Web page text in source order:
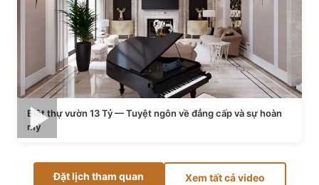
Biệt thự vườn 13 Tỷ — Tuyệt ngôn về đẳng cấp và sự hoàn
mỹ
Đặt lịch tham quan Xem tất cả video